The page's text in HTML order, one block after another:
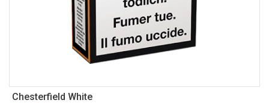
Chesterfield White